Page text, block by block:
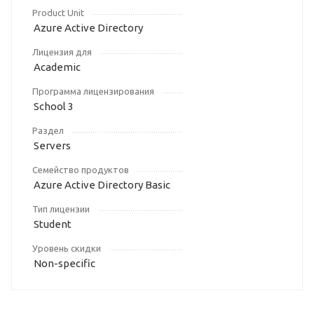
Product Unit
Azure Active Directory
Лицензия для
Academic
Программа лицензирования
School 3
Раздел
Servers
Семейство продуктов
Azure Active Directory Basic
Тип лицензии
Student
Уровень скидки
Non-specific